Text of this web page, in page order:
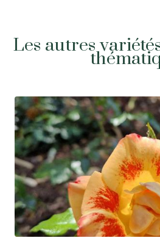
Les autres